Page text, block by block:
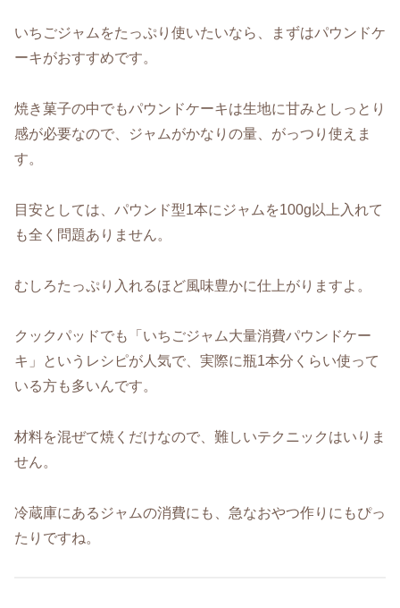
いちごジャムをたっぷり使いたいなら、まずはパウンドケ
ーキがおすすめです。
焼き菓子の中でもパウンドケーキは生地に甘みとしっとり
感が必要なので、ジャムがかなりの量、がっつり使えま
す。
目安としては、パウンド型1本にジャムを100g以上入れて
も全く問題ありません。
むしろたっぷり入れるほど風味豊かに仕上がりますよ。
クックパッドでも「いちごジャム大量消費パウンドケー
キ」というレシピが人気で、実際に瓶1本分くらい使って
いる方も多いんです。
材料を混ぜて焼くだけなので、難しいテクニックはいりま
せん。
冷蔵庫にあるジャムの消費にも、急なおやつ作りにもぴっ
たりですね。